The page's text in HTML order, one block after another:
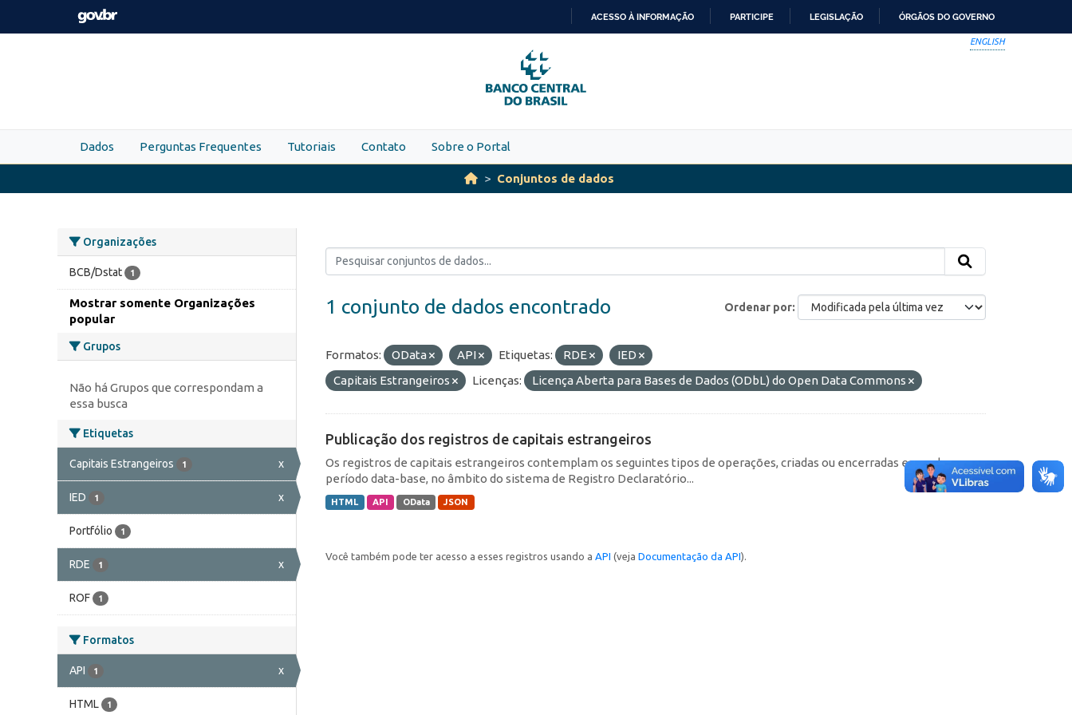
Skip to main content
PARA
O
CONTEÚDO
ACESSO À INFORMAÇÃO PARTICIPE LEGISLAÇÃO ÓRGÃOS DO GOVERNO
ENGLISH
Dados Perguntas Frequentes Tutoriais Contato Sobre o Portal
Conjuntos de dados
Organizações
BCB/Dstat 1
Mostrar somente Organizações
popular
Grupos
Não há Grupos que correspondam a
essa busca
Etiquetas
Capitais Estrangeiros 1 x
IED 1 x
Portfólio 1
RDE 1 x
ROF 1
Formatos
API 1 x
HTML 1
Ordenar por
1 conjunto de dados encontrado
Formatos: OData API Etiquetas: RDE
IED
Capitais Estrangeiros
Licenças: Licença Aberta para Bases de Dados (ODbL) do Open Data Commons
Publicação dos registros de capitais estrangeiros
Os registros de capitais estrangeiros contemplam os seguintes tipos de operações, criadas ou encerradas em cada
período data-base, no âmbito do sistema de Registro Declaratório...
HTML API OData JSON
Você também pode ter acesso a esses registros usando a API (veja Documentação da API).